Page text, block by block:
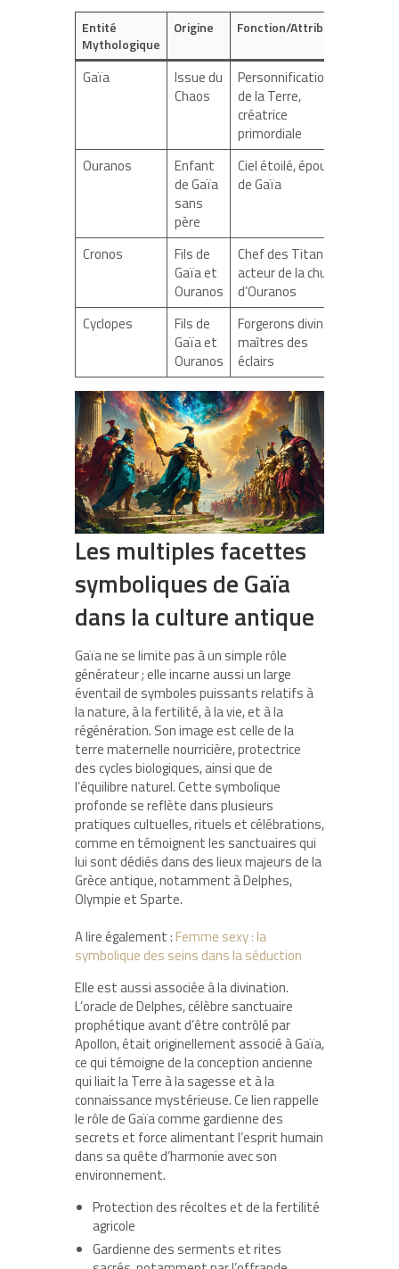
Entité
Mythologique
Origine Fonction/Attributs
Gaïa
Issue du
Chaos
Personnification
de la Terre,
créatrice
primordiale
Ouranos
Enfant
de Gaïa
sans
père
Ciel étoilé, époux
de Gaïa
Cronos
Fils de
Gaïa et
Ouranos
Chef des Titans,
acteur de la chute
d’Ouranos
Cyclopes
Fils de
Gaïa et
Ouranos
Forgerons divins,
maîtres des
éclairs
Les multiples facettes
symboliques de Gaïa
dans la culture antique
Gaïa ne se limite pas à un simple rôle
générateur ; elle incarne aussi un large
éventail de symboles puissants relatifs à
la nature, à la fertilité, à la vie, et à la
régénération. Son image est celle de la
terre maternelle nourricière, protectrice
des cycles biologiques, ainsi que de
l’équilibre naturel. Cette symbolique
profonde se reflète dans plusieurs
pratiques cultuelles, rituels et célébrations,
comme en témoignent les sanctuaires qui
lui sont dédiés dans des lieux majeurs de la
Grèce antique, notamment à Delphes,
Olympie et Sparte.
A lire également : Femme sexy : la
symbolique des seins dans la séduction
Elle est aussi associée à la divination.
L’oracle de Delphes, célèbre sanctuaire
prophétique avant d’être contrôlé par
Apollon, était originellement associé à Gaïa,
ce qui témoigne de la conception ancienne
qui liait la Terre à la sagesse et à la
connaissance mystérieuse. Ce lien rappelle
le rôle de Gaïa comme gardienne des
secrets et force alimentant l’esprit humain
dans sa quête d’harmonie avec son
environnement.
Protection des récoltes et de la fertilité
agricole
Gardienne des serments et rites